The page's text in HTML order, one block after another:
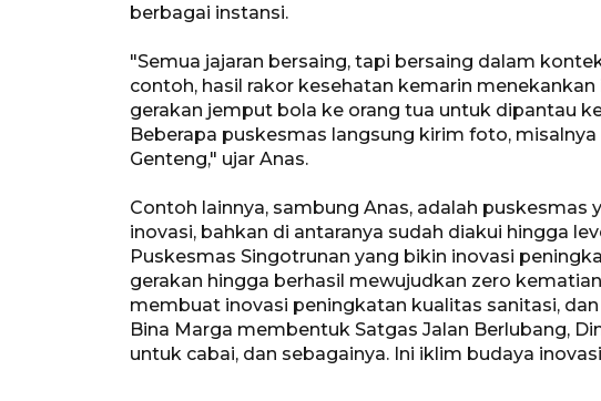
berbagai instansi.
"Semua jajaran bersaing, tapi bersaing dalam
contoh, hasil rakor kesehatan kemarin
gerakan jemput bola ke orang tua untuk dipantau
Beberapa puskesmas langsung kirim foto,
Genteng," ujar Anas.
Contoh lainnya, sambung Anas, adalah
inovasi, bahkan di antaranya sudah diakui hingga
Puskesmas Singotrunan yang bikin inovasi
gerakan hingga berhasil mewujudkan zero
membuat inovasi peningkatan kualitas sanitasi,
Bina Marga membentuk Satgas Jalan Berlubang,
untuk cabai, dan sebagainya. Ini iklim budaya